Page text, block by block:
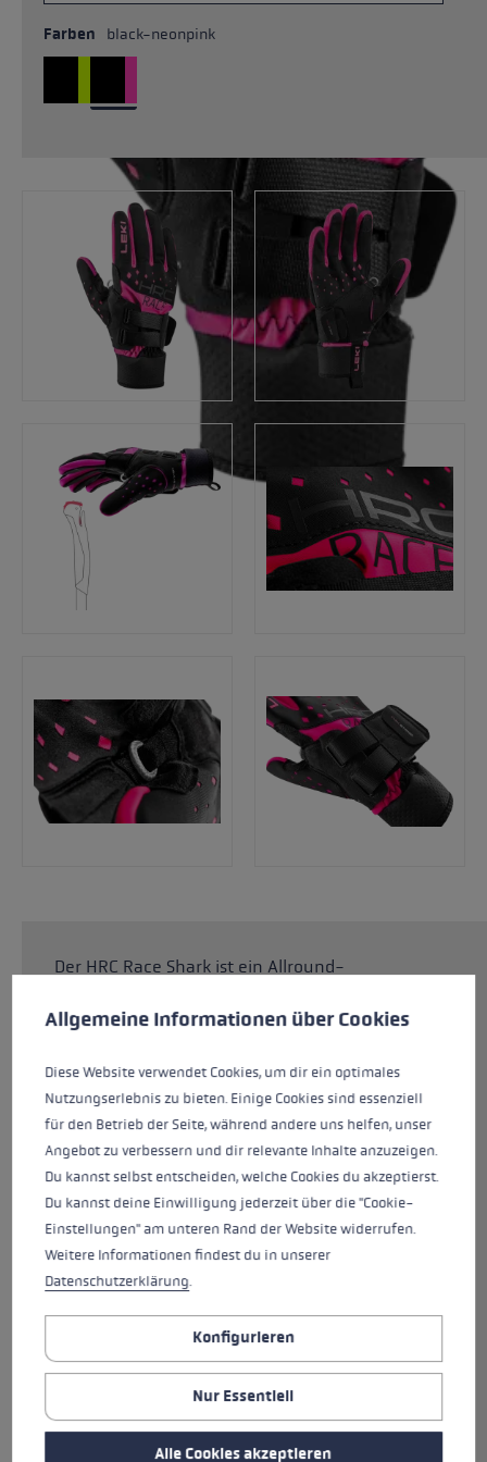
Farben black-neonpink
Der HRC Race Shark ist ein Allround-
Die neu entwickelte Twin Strap an der
individuellere Adjustierung der Passform und
somit für ideale Kraftübertragung und
Kraftverteilung direkt aus dem Zentrum der
Hand zum Stock. Das Softspan an der
Außenhand garantiert hohen Tragekomfort,
während hochwertiges AX® Suede an der
Innenhand für höchsten Grip sorgt. Das Ganze
macht den Handschuh ultraleicht und
gleichzeitig höchst atmungsaktiv. Der HRC Race
Langlaufgriff Nordic Shark abgestimmt. Durch
das Shark System besteht eine direkte
deines Körpers. Der HRC Race Shark ist perfekt
Cookie-Voreinstellungen
Allgemeine Informationen über Cookies
Diese Website verwendet Cookies, um dir ein optimales
Nutzungserlebnis zu bieten. Einige Cookies sind essenziell
für den Betrieb der Seite, während andere uns helfen, unser
Angebot zu verbessern und dir relevante Inhalte anzuzeigen.
Du kannst selbst entscheiden, welche Cookies du akzeptierst.
Du kannst deine Einwilligung jederzeit über die "Cookie-
Einstellungen" am unteren Rand der Website widerrufen.
Weitere Informationen findest du in unserer
Datenschutzerklärung.
Konfigurieren
Nur Essentiell
Alle Cookies akzeptieren